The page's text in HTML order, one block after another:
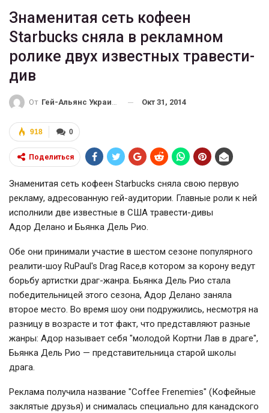
Знаменитая сеть кофеен
Starbucks сняла в рекламном
ролике двух известных травести-
див
От Гей-Альянс Украина Окт 31, 2014
0
918
Поделиться
Знаменитая сеть кофеен Starbucks сняла свою первую
рекламу, адресованную гей-аудитории. Главные роли к ней
исполнили две известные в США травести-дивы
Адор Делано и Бьянка Дель Рио.
Обе они принимали участие в шестом сезоне популярного
реалити-шоу RuPaul's Drag Race,в котором за корону ведут
борьбу артистки драг-жанра. Бьянка Дель Рио стала
победительницей этого сезона, Адор Делано заняла
второе место. Во время шоу они подружились, несмотря на
разницу в возрасте и тот факт, что представляют разные
жанры: Адор называет себя "молодой Кортни Лав в драге",
Бьянка Дель Рио — представительница старой школы
драга.
Реклама получила название "Coffee Frenemies" (Кофейные
заклятые друзья) и снималась специально для канадского